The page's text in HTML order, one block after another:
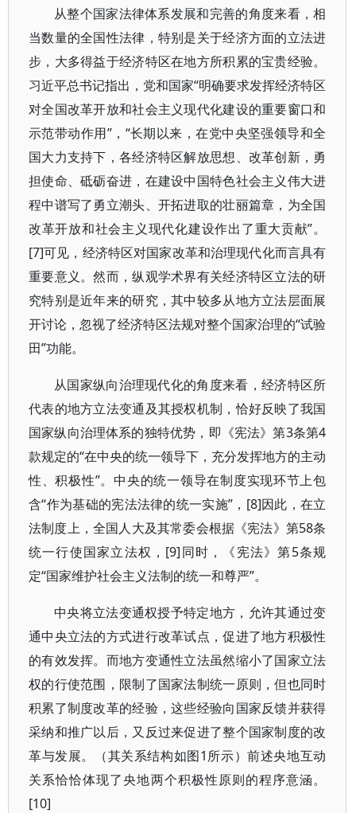
从整个国家法律体系发展和完善的角度来看，相
当数量的全国性法律，特别是关于经济方面的立法进
步，大多得益于经济特区在地方所积累的宝贵经验。
习近平总书记指出，党和国家“明确要求发挥经济特区
对全国改革开放和社会主义现代化建设的重要窗口和
示范带动作用”，“长期以来，在党中央坚强领导和全
国大力支持下，各经济特区解放思想、改革创新，勇
担使命、砥砺奋进，在建设中国特色社会主义伟大进
程中谱写了勇立潮头、开拓进取的壮丽篇章，为全国
改革开放和社会主义现代化建设作出了重大贡献”。
[7]可见，经济特区对国家改革和治理现代化而言具有
重要意义。然而，纵观学术界有关经济特区立法的研
究特别是近年来的研究，其中较多从地方立法层面展
开讨论，忽视了经济特区法规对整个国家治理的“试验
田”功能。
从国家纵向治理现代化的角度来看，经济特区所
代表的地方立法变通及其授权机制，恰好反映了我国
国家纵向治理体系的独特优势，即《宪法》第3条第4
款规定的“在中央的统一领导下，充分发挥地方的主动
性、积极性”。中央的统一领导在制度实现环节上包
含“作为基础的宪法法律的统一实施”，[8]因此，在立
法制度上，全国人大及其常委会根据《宪法》第58条
统一行使国家立法权，[9]同时，《宪法》第5条规
定“国家维护社会主义法制的统一和尊严”。
中央将立法变通权授予特定地方，允许其通过变
通中央立法的方式进行改革试点，促进了地方积极性
的有效发挥。而地方变通性立法虽然缩小了国家立法
权的行使范围，限制了国家法制统一原则，但也同时
积累了制度改革的经验，这些经验向国家反馈并获得
采纳和推广以后，又反过来促进了整个国家制度的改
革与发展。（其关系结构如图1所示）前述央地互动
关系恰恰体现了央地两个积极性原则的程序意涵。
[10]